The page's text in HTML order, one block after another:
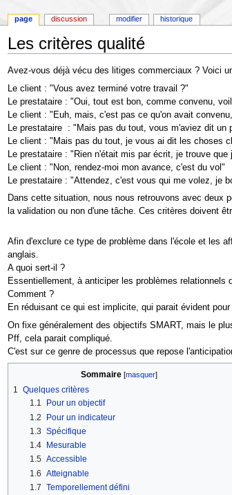
Les critères qualité
Avez-vous déjà vécu des litiges commerciaux ? Voici
Le client : "Vous avez terminé votre travail ?"
Le prestataire : "Oui, tout est bon, comme convenu,
Le client : "Euh, mais, c'est pas ce qu'on avait
Le prestataire : "Mais pas du tout, vous m'aviez dit
Le client : "Mais pas du tout, je vous ai dit les choses
Le prestataire : "Rien n'était mis par écrit, je trouve
Le client : "Non, rendez-moi mon avance, c'est du vol"
Le prestataire : "Attendez, c'est vous qui me volez, je
Dans cette situation, nous nous retrouvons avec deux
la validation ou non d'une tâche. Ces critères doivent
Afin d'exclure ce type de problème dans l'école et les
anglais.
A quoi sert-il ?
Essentiellement, à anticiper les problèmes relationnels
Comment ?
En réduisant ce qui est implicite, qui parait évident
On fixe généralement des objectifs SMART, mais le
Pff, cela parait compliqué.
C'est sur ce genre de processus que repose
Sommaire[masquer]
1 Quelques critères
1.1
Pour un objectif
1.2
Pour un indicateur
1.3 Spécifique
1.4
Mesurable
1.5 Accessible
1.6 Atteignable
1.7 Temporellement défini
page discussion modifier historique